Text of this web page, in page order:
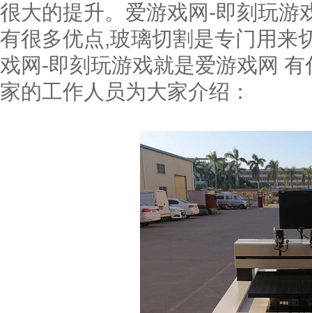
很大的提升。爱游戏网-即刻玩游
有很多优点,玻璃切割是专门用来
戏网-即刻玩游戏就是爱游戏网
家的工作人员为大家介绍：